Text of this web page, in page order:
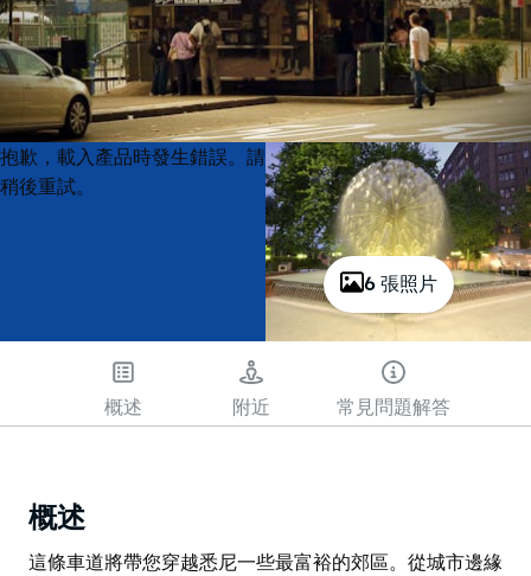
6 張照片
Product
List
Product
List
抱歉，載入產品時發生錯誤。請
稍後重試。
概述 附近 常見問題解答
概述
這條車道將帶您穿越悉尼一些最富裕的郊區。從城市邊緣